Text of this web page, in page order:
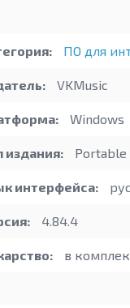
ПО для
VKMusic
Windows
издания: Portable
интерфейса:
4.84.4
в